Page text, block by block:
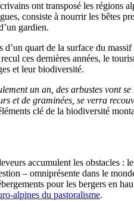
ont transposé les régions
consiste à nourrir les bêtes
gardien.
quart de la surface du
ces dernières années, le
et leur biodiversité.
un an, des arbustes vont
et de graminées, se verra
clé de la biodiversité
accumulent les obstacles :
– omniprésente dans le
pour les bergers en
alpines du pastoralisme.